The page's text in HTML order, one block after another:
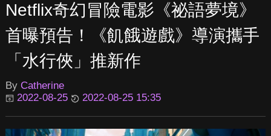
Netflix奇幻冒險電影《祕語夢境》
首曝預告！《飢餓遊戲》導演攜手
「水行俠」推新作
By Catherine
2022-08-25
2022-08-25 15:35